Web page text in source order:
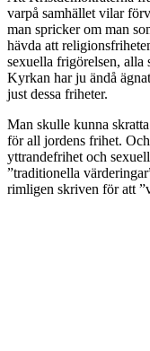
varpå samhället vilar
man spricker om man
hävda att
sexuella frigörelsen, alla
Kyrkan har ju ändå
just dessa friheter.
Man skulle kunna
för all jordens frihet.
yttrandefrihet och
”traditionella
rimligen skriven för att